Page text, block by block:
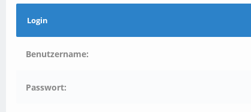
Login
Benutzername:
Passwort: